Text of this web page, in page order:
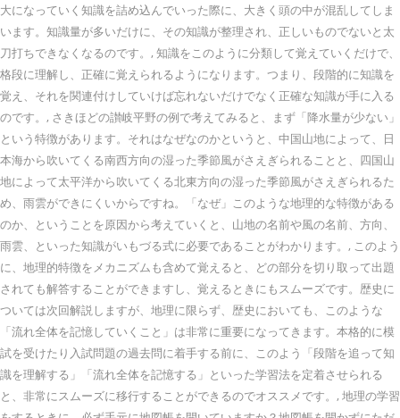
大になっていく知識を詰め込んでいった際に、大きく頭の中が混乱してしま
います。知識量が多いだけに、その知識が整理され、正しいものでないと太
刀打ちできなくなるのです。, 知識をこのように分類して覚えていくだけで、
格段に理解し、正確に覚えられるようになります。つまり、段階的に知識を
覚え、それを関連付けしていけば忘れないだけでなく正確な知識が手に入る
のです。, さきほどの讃岐平野の例で考えてみると、まず「降水量が少ない」
という特徴があります。それはなぜなのかというと、中国山地によって、日
本海から吹いてくる南西方向の湿った季節風がさえぎられることと、四国山
地によって太平洋から吹いてくる北東方向の湿った季節風がさえぎられるた
め、雨雲ができにくいからですね。「なぜ」このような地理的な特徴がある
のか、ということを原因から考えていくと、山地の名前や風の名前、方向、
雨雲、といった知識がいもづる式に必要であることがわかります。, このよう
に、地理的特徴をメカニズムも含めて覚えると、どの部分を切り取って出題
されても解答することができますし、覚えるときにもスムーズです。歴史に
ついては次回解説しますが、地理に限らず、歴史においても、このような
「流れ全体を記憶していくこと」は非常に重要になってきます。本格的に模
試を受けたり入試問題の過去問に着手する前に、このよう「段階を追って知
識を理解する」「流れ全体を記憶する」といった学習法を定着させられる
と、非常にスムーズに移行することができるのでオススメです。, 地理の学習